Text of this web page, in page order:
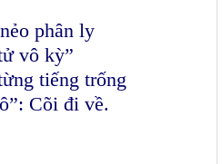
phân ly
vô kỳ”
tiếng trống
Cõi đi về.